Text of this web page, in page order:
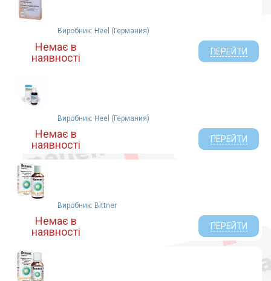
Виробник: Heel (Германия)
Немає в
наявності
ПЕРЕЙТИ
Виробник: Heel (Германия)
Немає в
наявності
ПЕРЕЙТИ
Виробник: Bittner
Немає в
наявності
ПЕРЕЙТИ